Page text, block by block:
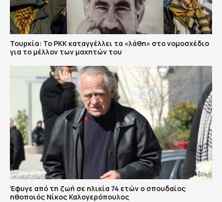
Τουρκία: Το PKK καταγγέλλει τα «λάθη» στο νομοσχέδιο
για το μέλλον των μαχητών του
Έφυγε από τη ζωή σε ηλικία 74 ετών ο σπουδαίος
ηθοποιός Νίκος Καλογερόπουλος